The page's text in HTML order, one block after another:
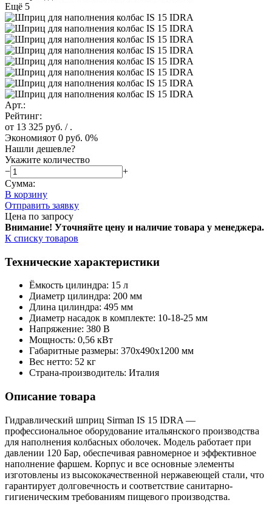
Ещё 5
Арт.:
Рейтинг:
от 13 325 руб. / .
Экономияот 0 руб. 0%
Нашли дешевле?
Укажите количество
−
+
Сумма:
В корзину
Отправить заявку
Цена по запросу
Внимание! Уточняйте цену и наличие товара у менеджера.
К списку товаров
Технические характеристики
Ёмкость цилиндра: 15 л
Диаметр цилиндра: 200 мм
Длина цилиндра: 495 мм
Диаметр насадок в комплекте: 10-18-25 мм
Напряжение: 380 В
Мощность: 0,56 кВт
Габаритные размеры: 370х490х1200 мм
Вес нетто: 52 кг
Страна-производитель: Италия
Описание товара
Гидравлический шприц Sirman IS 15 IDRA —
профессиональное оборудование итальянского производства
для наполнения колбасных оболочек. Модель работает при
давлении 120 Бар, обеспечивая равномерное и эффективное
наполнение фаршем. Корпус и все основные элементы
изготовлены из высококачественной нержавеющей стали, что
гарантирует долговечность и соответствие санитарно-
гигиеническим требованиям пищевого производства.